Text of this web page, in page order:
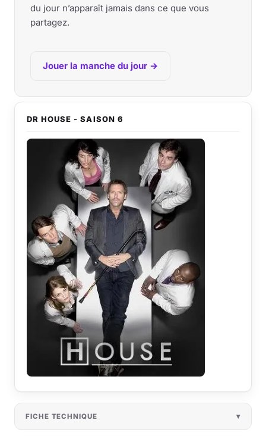
du jour n’apparaît jamais dans ce que vous
partagez.
Jouer la manche du jour →
DR HOUSE - SAISON 6
FICHE TECHNIQUE